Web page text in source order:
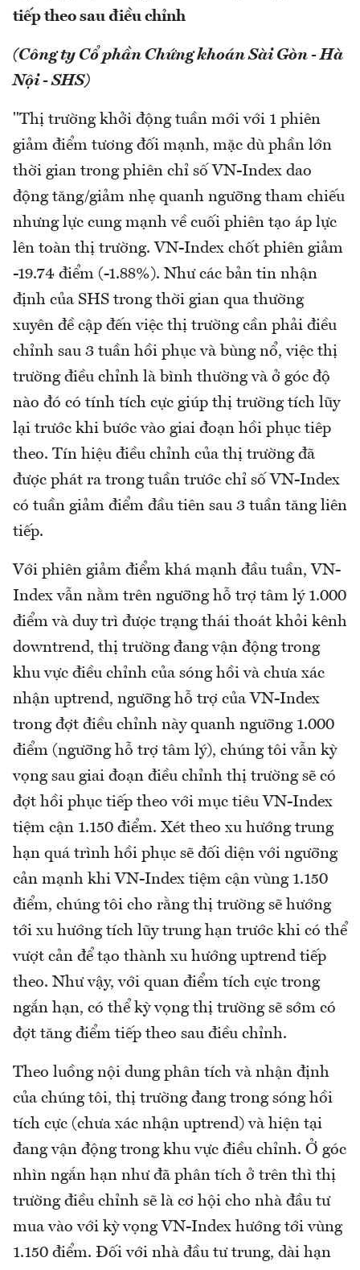
tiếp theo sau điều chỉnh
(Công ty Cổ phần Chứng khoán Sài Gòn - Hà
Nội - SHS)
"Thị trường khởi động tuần mới với 1 phiên
giảm điểm tương đối mạnh, mặc dù phần lớn
thời gian trong phiên chỉ số VN-Index dao
động tăng/giảm nhẹ quanh ngưỡng tham chiếu
nhưng lực cung mạnh về cuối phiên tạo áp lực
lên toàn thị trường. VN-Index chốt phiên giảm
-19.74 điểm (-1.88%). Như các bản tin nhận
định của SHS trong thời gian qua thường
xuyên đề cập đến việc thị trường cần phải điều
chỉnh sau 3 tuần hồi phục và bùng nổ, việc thị
trường điều chỉnh là bình thường và ở góc độ
nào đó có tính tích cực giúp thị trường tích lũy
lại trước khi bước vào giai đoạn hồi phục tiêp
theo. Tín hiệu điều chỉnh của thị trường đã
được phát ra trong tuần trước chỉ số VN-Index
có tuần giảm điểm đầu tiên sau 3 tuần tăng liên
tiếp.
Với phiên giảm điểm khá mạnh đầu tuần, VN-
Index vẫn nằm trên ngưỡng hỗ trợ tâm lý 1.000
điểm và duy trì được trạng thái thoát khỏi kênh
downtrend, thị trường đang vận động trong
khu vực điều chỉnh của sóng hồi và chưa xác
nhận uptrend, ngưỡng hỗ trợ của VN-Index
trong đợt điều chỉnh này quanh ngưỡng 1.000
điểm (ngưỡng hỗ trợ tâm lý), chúng tôi vẫn kỳ
vọng sau giai đoạn điều chỉnh thị trường sẽ có
đợt hồi phục tiếp theo với mục tiêu VN-Index
tiệm cận 1.150 điểm. Xét theo xu hướng trung
hạn quá trình hồi phục sẽ đối diện với ngưỡng
cản mạnh khi VN-Index tiệm cận vùng 1.150
điểm, chúng tôi cho rằng thị trường sẽ hướng
tới xu hướng tích lũy trung hạn trước khi có thể
vượt cản để tạo thành xu hướng uptrend tiếp
theo. Như vậy, với quan điểm tích cực trong
ngắn hạn, có thể kỳ vọng thị trường sẽ sớm có
đợt tăng điểm tiếp theo sau điều chỉnh.
Theo luồng nội dung phân tích và nhận định
của chúng tôi, thị trường đang trong sóng hồi
tích cực (chưa xác nhận uptrend) và hiện tại
đang vận động trong khu vực điều chỉnh. Ở góc
nhìn ngắn hạn như đã phân tích ở trên thì thị
trường điều chỉnh sẽ là cơ hội cho nhà đầu tư
mua vào với kỳ vọng VN-Index hướng tới vùng
1.150 điểm. Đối với nhà đầu tư trung, dài hạn